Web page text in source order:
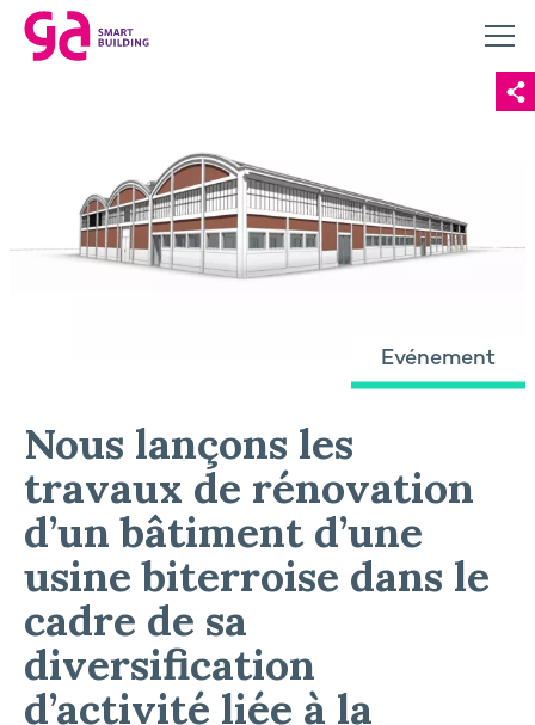
Evénement
Nous lançons les
travaux de rénovation
d’un bâtiment d’une
usine biterroise dans le
cadre de sa
diversification
d’activité liée à la